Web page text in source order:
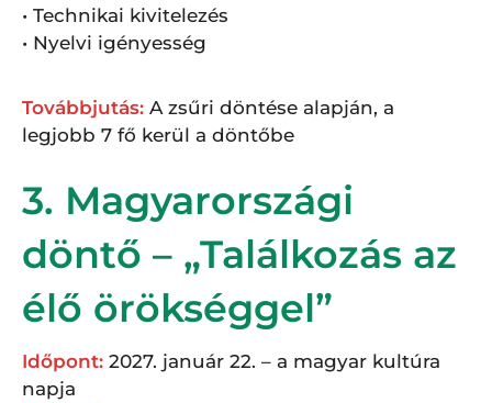
• Technikai kivitelezés
• Nyelvi igényesség
Továbbjutás: A zsűri döntése alapján, a
legjobb 7 fő kerül a döntőbe
3. Magyarországi
döntő – „Találkozás az
élő örökséggel”
Időpont: 2027. január 22. – a magyar kultúra
napja